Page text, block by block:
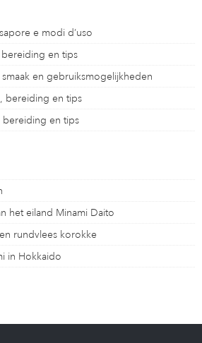
e modi d’uso
bereiding en tips
en gebruiksmogelijkheden
bereiding en tips
bereiding en tips
het eiland Minami Daito
rundvlees korokke
in Hokkaido